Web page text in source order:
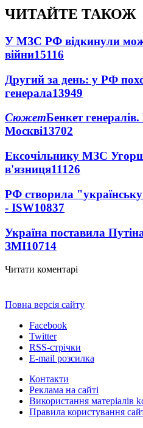
ЧИТАЙТЕ ТАКОЖ
У МЗС РФ відкинули
війни15116
Другий за день: у РФ
генерала13949
СюжетБенкет
Москві13702
Ексочільнику МЗС
в'язниця11126
РФ створила
- ISW10837
Україна поставила
ЗМІ10714
Читати коментарі
Повна версія сайту
Facebook
Twitter
RSS-стрічки
E-mail розсилка
Контакти
Реклама на сайті
Використання матеріалів
Правила користування